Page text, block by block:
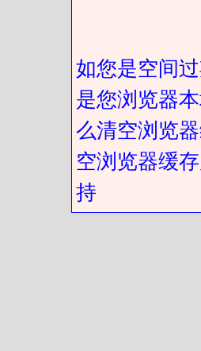
如您是空间
是您浏览器
么清空浏览
空浏览器缓
持